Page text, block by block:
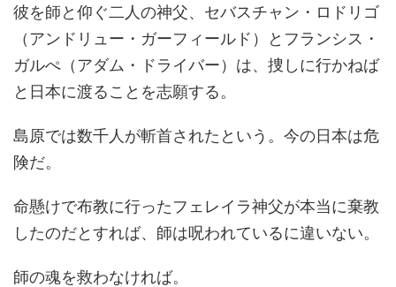
彼を師と仰ぐ二人の神父、セバスチャン・ロドリゴ
（アンドリュー・ガーフィールド）とフランシス・
ガルぺ（アダム・ドライバー）は、捜しに行かねば
と日本に渡ることを志願する。
島原では数千人が斬首されたという。今の日本は危
険だ。
命懸けで布教に行ったフェレイラ神父が本当に棄教
したのだとすれば、師は呪われているに違いない。
師の魂を救わなければ。